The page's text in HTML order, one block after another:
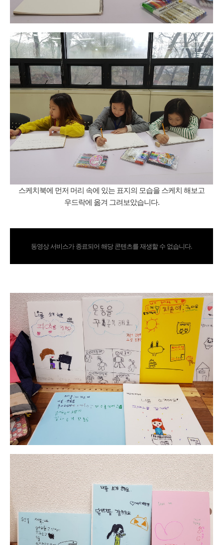
스케치북에 먼저 머리 속에 있는 표지의 모습을 스케치 해보고
우드락에 옮겨 그려보았습니다.
동영상 서비스가 종료되어 해당 콘텐츠를 재생할 수 없습니다.